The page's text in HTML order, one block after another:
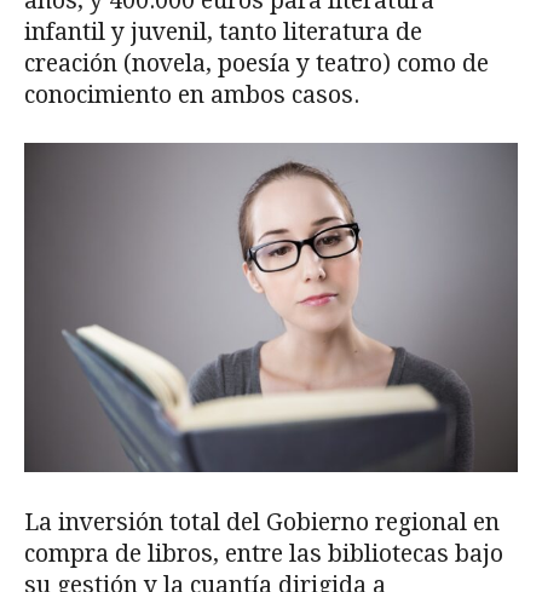
infantil y juvenil, tanto literatura de
creación (novela, poesía y teatro) como de
conocimiento en ambos casos.
La inversión total del Gobierno regional en
compra de libros, entre las bibliotecas bajo
su gestión y la cuantía dirigida a